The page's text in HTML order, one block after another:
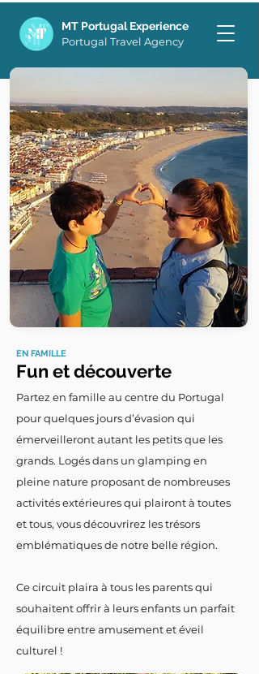
MT Portugal Experience
Portugal Travel Agency
EN FAMILLE
Fun et découverte
Partez en famille au centre du Portugal
pour quelques jours d’évasion qui
émerveilleront autant les petits que les
grands. Logés dans un glamping en
pleine nature proposant de nombreuses
activités extérieures qui plairont à toutes
et tous, vous découvrirez les trésors
emblématiques de notre belle région.
Ce circuit plaira à tous les parents qui
souhaitent offrir à leurs enfants un parfait
équilibre entre amusement et éveil
culturel !